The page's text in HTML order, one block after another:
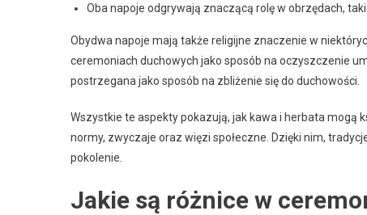
Oba napoje odgrywają znaczącą rolę w obrzędach,
Obydwa napoje mają także religijne znaczenie w
ceremoniach duchowych jako sposób na oczyszczenie
postrzegana jako sposób na zbliżenie się do duchowości.
Wszystkie te aspekty pokazują, jak kawa i herbata mogą
normy, zwyczaje oraz więzi społeczne. Dzięki nim,
pokolenie.
Jakie są różnice w